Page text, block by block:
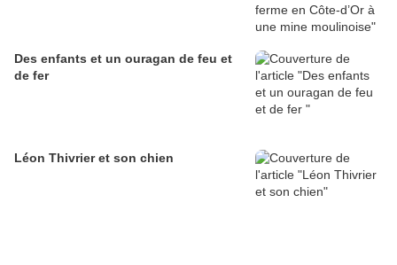
Des enfants et un ouragan de feu et
de fer
Léon Thivrier et son chien